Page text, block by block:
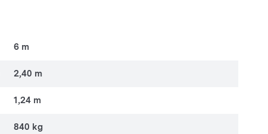
6 m
2,40 m
1,24 m
840 kg